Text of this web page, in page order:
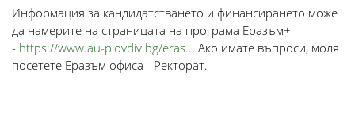
Информация за кандидатстването и финансирането може
да намерите на страницата на програма Еразъм+
- https://www.au-plovdiv.bg/eras... Ако имате въпроси, моля
посетете Еразъм офиса - Ректорат.